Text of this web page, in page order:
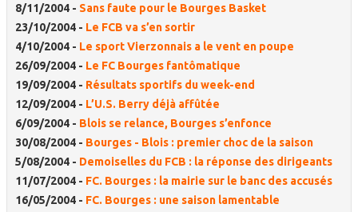
8/11/2004 - Sans faute pour le Bourges Basket
23/10/2004 - Le FCB va s’en sortir
4/10/2004 - Le sport Vierzonnais a le vent en poupe
26/09/2004 - Le FC Bourges fantômatique
19/09/2004 - Résultats sportifs du week-end
12/09/2004 - L’U.S. Berry déjà affûtée
6/09/2004 - Blois se relance, Bourges s’enfonce
30/08/2004 - Bourges - Blois : premier choc de la saison
5/08/2004 - Demoiselles du FCB : la réponse des dirigeants
11/07/2004 - FC. Bourges : la mairie sur le banc des accusés
16/05/2004 - FC. Bourges : une saison lamentable